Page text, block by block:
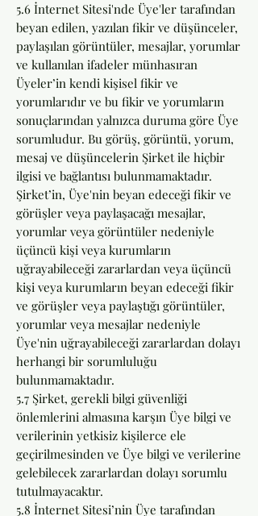
5.6 İnternet Sitesi'nde Üye'ler tarafından
beyan edilen, yazılan fikir ve düşünceler,
paylaşılan görüntüler, mesajlar, yorumlar
ve kullanılan ifadeler münhasıran
Üyeler’in kendi kişisel fikir ve
yorumlarıdır ve bu fikir ve yorumların
sonuçlarından yalnızca duruma göre Üye
sorumludur. Bu görüş, görüntü, yorum,
mesaj ve düşüncelerin Şirket ile hiçbir
ilgisi ve bağlantısı bulunmamaktadır.
Şirket’in, Üye'nin beyan edeceği fikir ve
görüşler veya paylaşacağı mesajlar,
yorumlar veya görüntüler nedeniyle
üçüncü kişi veya kurumların
uğrayabileceği zararlardan veya üçüncü
kişi veya kurumların beyan edeceği fikir
ve görüşler veya paylaştığı görüntüler,
yorumlar veya mesajlar nedeniyle
Üye'nin uğrayabileceği zararlardan dolayı
herhangi bir sorumluluğu
bulunmamaktadır.
5.7 Şirket, gerekli bilgi güvenliği
önlemlerini almasına karşın Üye bilgi ve
verilerinin yetkisiz kişilerce ele
geçirilmesinden ve Üye bilgi ve verilerine
gelebilecek zararlardan dolayı sorumlu
tutulmayacaktır.
5.8 İnternet Sitesi’nin Üye tarafından